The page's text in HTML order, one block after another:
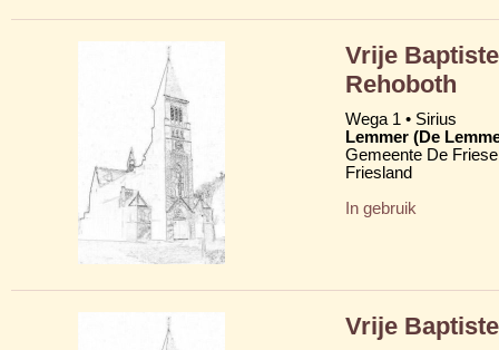
Vrije
Rehoboth
Wega 1 • Sirius
Lemmer (De
Gemeente De
Friesland
In gebruik
Vrije